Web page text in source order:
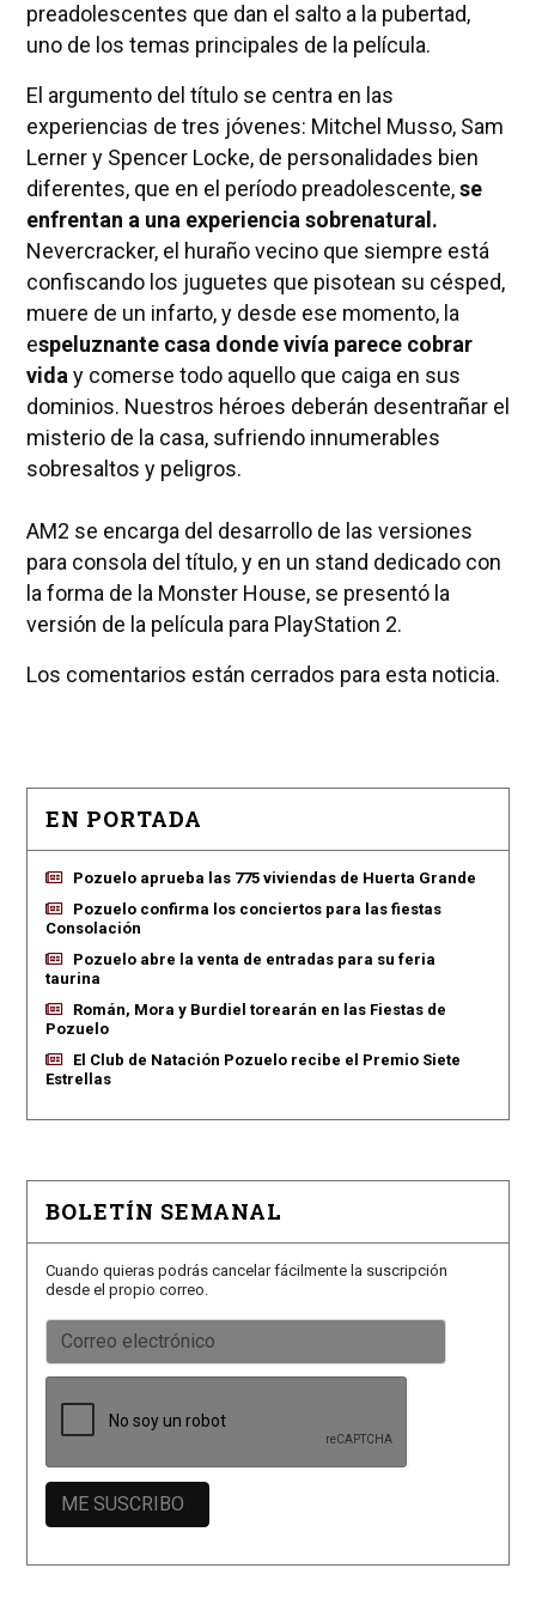
preadolescentes que dan el salto a la pubertad,
uno de los temas principales de la película.
El argumento del título se centra en las
experiencias de tres jóvenes: Mitchel Musso, Sam
Lerner y Spencer Locke, de personalidades bien
diferentes, que en el período preadolescente,se
enfrentan a una experiencia sobrenatural.
Nevercracker, el huraño vecino que siempre está
confiscando los juguetes que pisotean su césped,
muere de un infarto, y desde ese momento, la
espeluznante casa donde vivía parece cobrar
vida y comerse todo aquello que caiga en sus
dominios. Nuestros héroes deberán desentrañar el
misterio de la casa, sufriendo innumerables
sobresaltos y peligros.
AM2 se encarga del desarrollo de las versiones
para consola del título, y en un stand dedicado con
la forma de la Monster House, se presentó la
versión de la película para PlayStation 2.
Los comentarios están cerrados para esta noticia.
EN PORTADA
Pozuelo aprueba las 775 viviendas de Huerta Grande
Pozuelo confirma los conciertos para las fiestas
Consolación
Pozuelo abre la venta de entradas para su feria
taurina
Román, Mora y Burdiel torearán en las Fiestas de
Pozuelo
El Club de Natación Pozuelo recibe el Premio Siete
Estrellas
BOLETÍN SEMANAL
Cuando quieras podrás cancelar fácilmente la suscripción
desde el propio correo.